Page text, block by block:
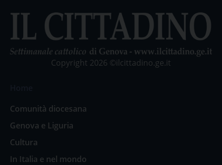
Copyright 2026 ©ilcittadino.ge.it
Comunità diocesana
Genova e Liguria
Cultura
In Italia e nel mondo